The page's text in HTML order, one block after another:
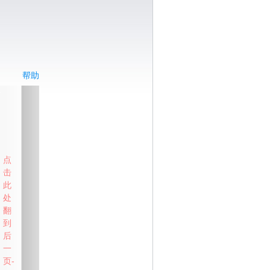
帮助
点
击
此
处
翻
到
后
一
页-